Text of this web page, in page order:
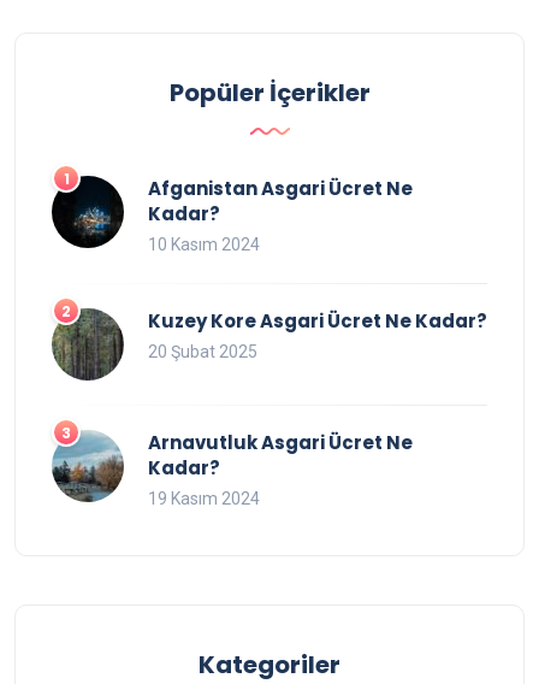
Popüler İçerikler
Afganistan Asgari Ücret Ne
Kadar?
10 Kasım 2024
Kuzey Kore Asgari Ücret Ne Kadar?
20 Şubat 2025
Arnavutluk Asgari Ücret Ne
Kadar?
19 Kasım 2024
Kategoriler